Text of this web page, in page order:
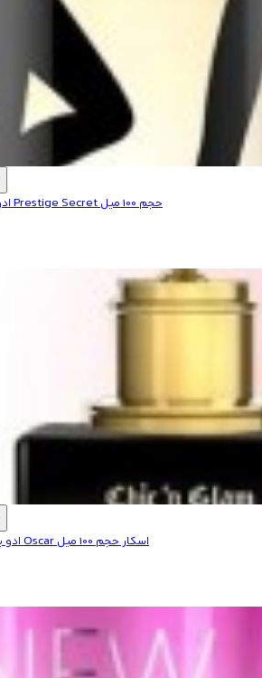
ادو پرفیوم زنانه نیو برند مدل Prestige Secret حجم 100 میل
ادو پرفیوم زنانه چیکن گلام مدل Oscar اسکار حجم 100 میل